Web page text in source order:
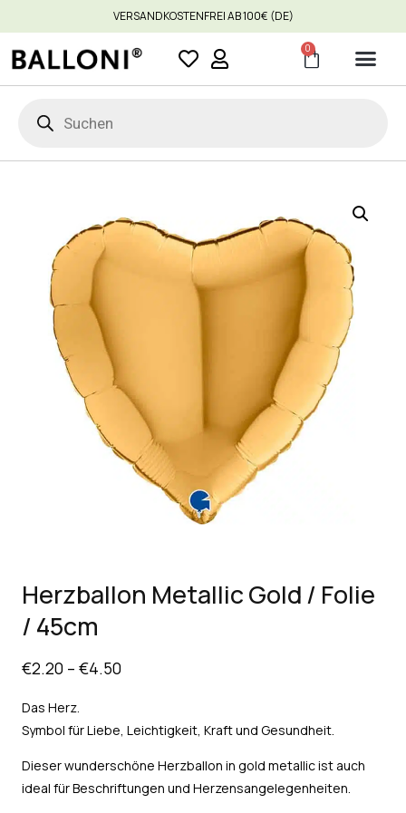
VERSANDKOSTENFREI AB 100€ (DE)
0
Herzballon Metallic Gold / Folie
/ 45cm
€2.20 – €4.50
Das Herz.
Symbol für Liebe, Leichtigkeit, Kraft und Gesundheit.
Dieser wunderschöne Herzballon in gold metallic ist auch
ideal für Beschriftungen und Herzensangelegenheiten.